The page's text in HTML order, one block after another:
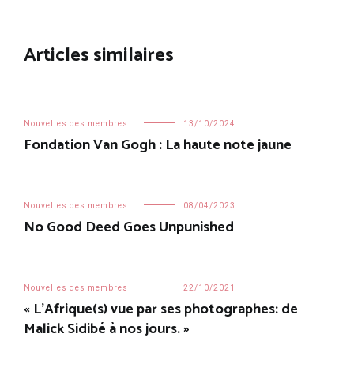
Articles similaires
Nouvelles des membres 13/10/2024
Fondation Van Gogh : La haute note jaune
Nouvelles des membres 08/04/2023
No Good Deed Goes Unpunished
Nouvelles des membres 22/10/2021
« L’Afrique(s) vue par ses photographes: de
Malick Sidibé à nos jours. »